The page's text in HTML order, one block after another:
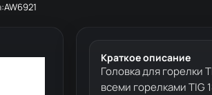
AW6921
Краткое описание
Головка для горелки
всеми горелками TIG